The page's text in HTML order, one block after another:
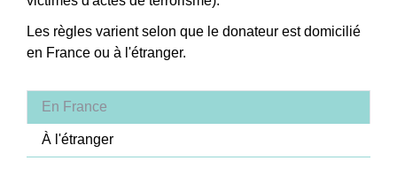
Les règles varient selon que le donateur est domicilié
en France ou à l'étranger.
En France
À l'étranger